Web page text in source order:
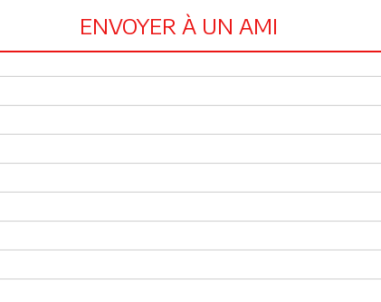
ENVOYER À UN AMI